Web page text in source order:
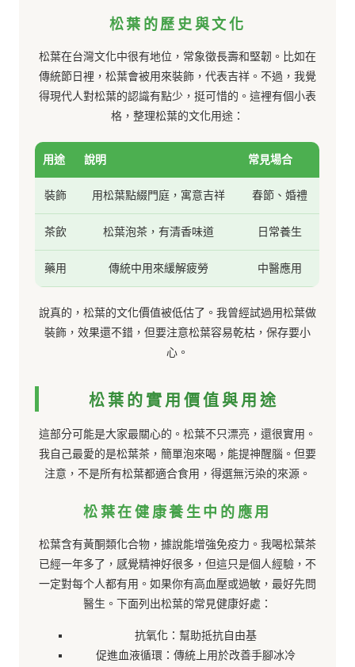
松葉的歷史與文化
松葉在台灣文化中很有地位，常象徵長壽和堅韌。比如在
傳統節日裡，松葉會被用來裝飾，代表吉祥。不過，我覺
得現代人對松葉的認識有點少，挺可惜的。這裡有個小表
格，整理松葉的文化用途：
用途 說明 常見場合
裝飾 用松葉點綴門庭，寓意吉祥 春節、婚禮
茶飲 松葉泡茶，有清香味道 日常養生
藥用 傳統中用來緩解疲勞 中醫應用
說真的，松葉的文化價值被低估了。我曾經試過用松葉做
裝飾，效果還不錯，但要注意松葉容易乾枯，保存要小
心。
松葉的實用價值與用途
這部分可能是大家最關心的。松葉不只漂亮，還很實用。
我自己最愛的是松葉茶，簡單泡來喝，能提神醒腦。但要
注意，不是所有松葉都適合食用，得選無污染的來源。
松葉在健康養生中的應用
松葉含有黃酮類化合物，據說能增強免疫力。我喝松葉茶
已經一年多了，感覺精神好很多，但這只是個人經驗，不
一定對每个人都有用。如果你有高血壓或過敏，最好先問
醫生。下面列出松葉的常見健康好處：
抗氧化：幫助抵抗自由基
促進血液循環：傳統上用於改善手腳冰冷